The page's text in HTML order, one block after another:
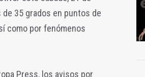
35 grados en puntos de
como por fenómenos
Press, los avisos por